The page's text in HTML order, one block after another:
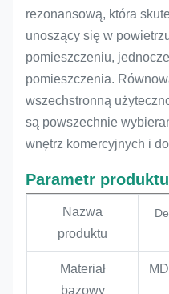
rezonansową, która
unoszący się w
pomieszczeniu,
pomieszczenia.
wszechstronną
są powszechnie
wnętrz komercyjnych i
Parametr produktu
Nazwa
produktu
Materiał
bazowy